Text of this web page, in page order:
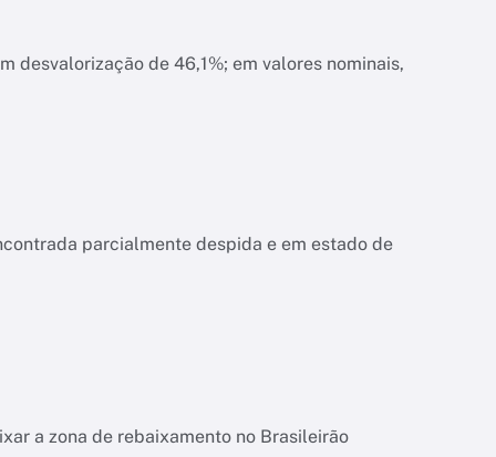
desvalorização de 46,1%; em valores nominais,
parcialmente despida e em estado de
a zona de rebaixamento no Brasileirão